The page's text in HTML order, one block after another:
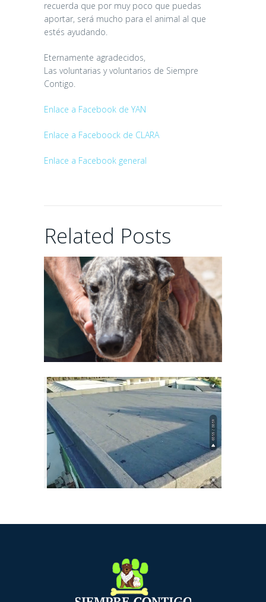
recuerda que por muy poco que puedas
aportar, será mucho para el animal al que
estés ayudando.
Eternamente agradecidos,
Las voluntarias y voluntarios de Siempre
Contigo.
Enlace a Facebook de YAN
Enlace a Faceboock de CLARA
Enlace a Facebook general
Related Posts
MATEO
CONTINUA DE
LAS
INSTALACIONES
23 days ago